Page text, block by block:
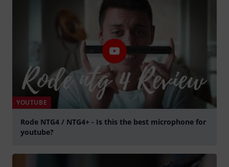
YOUTUBE
Rode NTG4 / NTG4+ - Is this the best microphone for
youtube?